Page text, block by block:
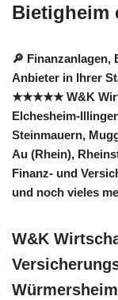
Bietigheim
🔎 Finanzanlagen,
Anbieter in Ihrer
★★★★★ W&K
Elchesheim-
Steinmauern,
Au (Rhein),
Finanz- und
und noch vieles
W&K